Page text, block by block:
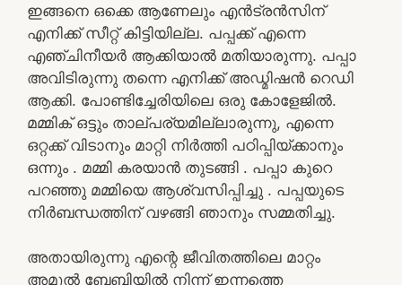
ഇങ്ങനെ ഒക്കെ ആണേലും എൻട്രൻസിന്
എനിക്ക് സീറ്റ് കിട്ടിയില്ല. പപ്പക്ക് എന്നെ
എഞ്ചിനീയർ ആക്കിയാൽ മതിയാരുന്നു. പപ്പാ
അവിടിരുന്നു തന്നെ എനിക്ക് അഡ്മിഷൻ റെഡി
ആക്കി. പോണ്ടിച്ചേരിയിലെ ഒരു കോളേജിൽ.
മമ്മിക് ഒട്ടും താല്പര്യമില്ലാരുന്നു, എന്നെ
ഒറ്റക്ക് വിടാനും മാറ്റി നിർത്തി പഠിപ്പിയ്ക്കാനും
ഒന്നും . മമ്മി കരയാൻ തുടങ്ങി . പപ്പാ കുറെ
പറഞ്ഞു മമ്മിയെ ആശ്വസിപ്പിച്ചു . പപ്പയുടെ
നിർബന്ധത്തിന് വഴങ്ങി ഞാനും സമ്മതിച്ചു.
അതായിരുന്നു എന്റെ ജീവിതത്തിലെ മാറ്റം
അമുൽ ബേബിയിൽ നിന്ന് ഇന്നത്തെ